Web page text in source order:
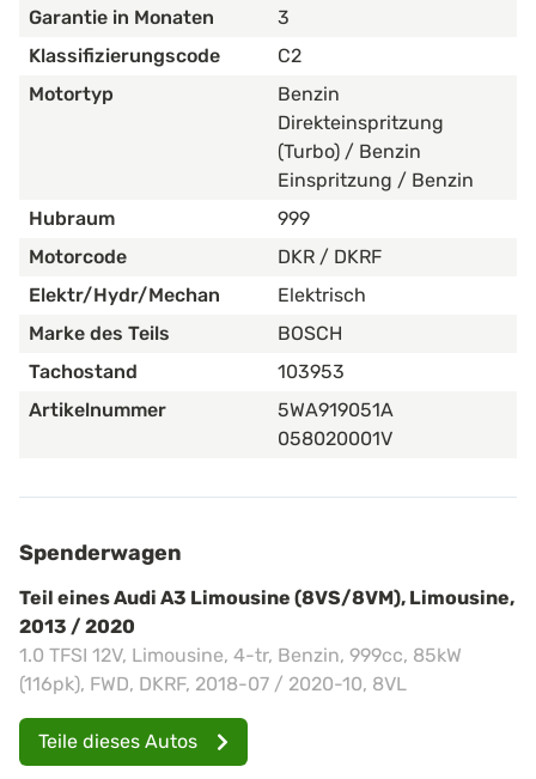
Garantie in Monaten
3
Klassifizierungscode
C2
Motortyp
Benzin
Direkteinspritzung
(Turbo) / Benzin
Einspritzung / Benzin
Hubraum
999
Motorcode
DKR / DKRF
Elektr/Hydr/Mechan
Elektrisch
Marke des Teils
BOSCH
Tachostand
103953
Artikelnummer
5WA919051A
058020001V
Spenderwagen
Teil eines Audi A3 Limousine (8VS/8VM), Limousine,
2013 / 2020
1.0 TFSI 12V, Limousine, 4-tr, Benzin, 999cc, 85kW
(116pk), FWD, DKRF, 2018-07 / 2020-10, 8VL
Teile dieses Autos